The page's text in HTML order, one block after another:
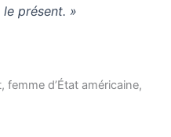
le présent. »
d’État américaine,